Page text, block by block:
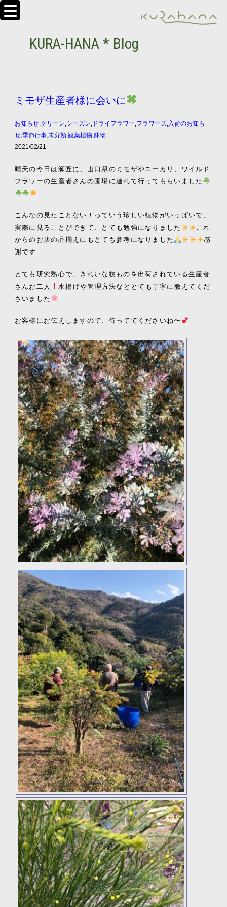
KURA-HANA * Blog
ミモザ生産者様に会いに
お知らせ,グリーン,シーズン,ドライフラワー,フラワーズ,入荷のお知ら
せ,季節行事,未分類,観葉植物,鉢物
2021/02/21
晴天の今日は師匠に、山口県のミモザやユーカリ、ワイルド
フラワーの生産者さんの圃場に連れて行ってもらいました
こんなの見たことない！っていう珍しい植物がいっぱいで、
実際に見ることができて、とても勉強になりました
これ
からのお店の品揃えにもとても参考になりました
感
謝です
とても研究熱心で、きれいな枝ものを出荷されている生産者
さんお二人
水揚げや管理方法などとても丁寧に教えてくだ
さいました
お客様にお伝えしますので、待っててくださいね〜